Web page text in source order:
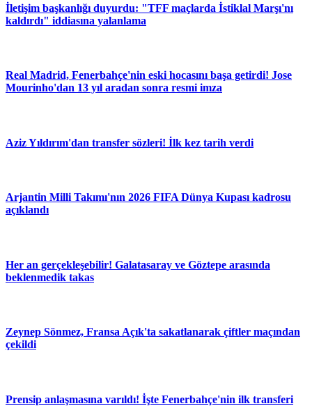
İletişim başkanlığı duyurdu: "TFF maçlarda İstiklal Marşı'nı
kaldırdı" iddiasına yalanlama
Real Madrid, Fenerbahçe'nin eski hocasını başa getirdi! Jose
Mourinho'dan 13 yıl aradan sonra resmi imza
Aziz Yıldırım'dan transfer sözleri! İlk kez tarih verdi
Arjantin Milli Takımı'nın 2026 FIFA Dünya Kupası kadrosu
açıklandı
Her an gerçekleşebilir! Galatasaray ve Göztepe arasında
beklenmedik takas
Zeynep Sönmez, Fransa Açık'ta sakatlanarak çiftler maçından
çekildi
Prensip anlaşmasına varıldı! İşte Fenerbahçe'nin ilk transferi